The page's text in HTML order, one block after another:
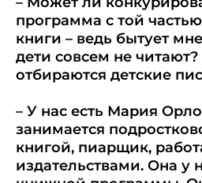
программа с той
книги – ведь бытует
дети совсем не
отбираются детские
– У нас есть Мария
занимается
книгой, пиарщик,
издательствами. Она у